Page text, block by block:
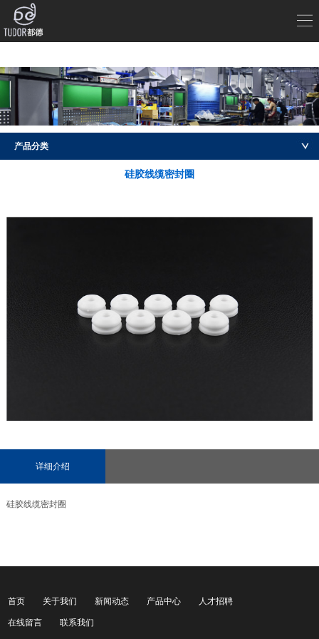
产品分类
硅胶线缆密封圈
详细介绍
硅胶线缆密封圈
首页 关于我们 新闻动态 产品中心 人才招聘
在线留言 联系我们